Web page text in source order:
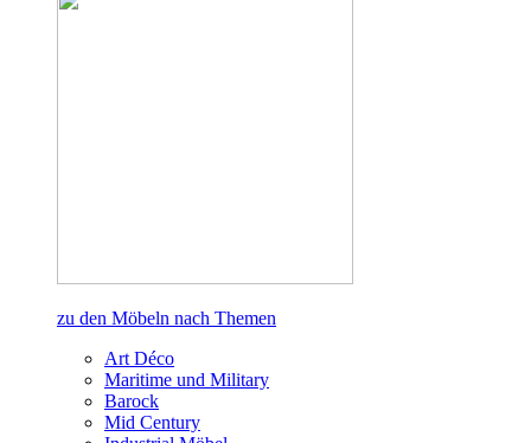
zu den Möbeln nach Themen
Art Déco
Maritime und Military
Barock
Mid Century